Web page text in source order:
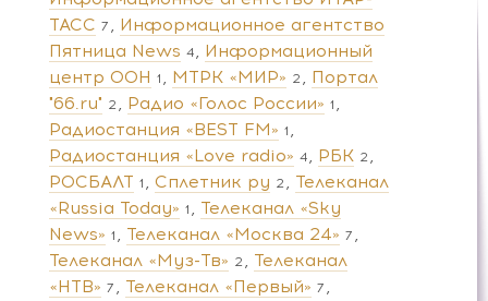
ТАСС 7
Информационное агентство
Пятница News 4
Информационный
центр ООН 1 МТРК «МИР» 2
Портал
"66.ru" 2 Радио «Голос России» 1
Радиостанция «BEST FM» 1
Радиостанция «Love radio» 4 РБК 2
РОСБАЛТ 1 Сплетник ру 2
Телеканал
«Russia Today» 1
Телеканал «Sky
News» 1 Телеканал «Москва 24» 7
Телеканал «Муз-Тв» 2
Телеканал
«НТВ» 7 Телеканал «Первый» 7